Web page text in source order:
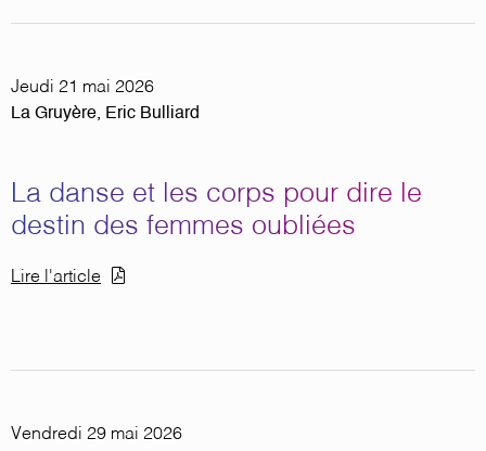
Jeudi 21 mai 2026
La Gruyère, Eric Bulliard
La danse et les corps pour dire le
destin des femmes oubliées
Document
Lire l'article
Vendredi 29 mai 2026